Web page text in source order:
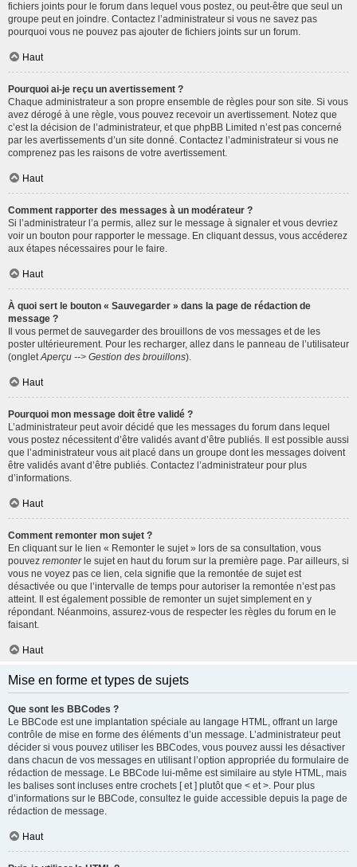
fichiers joints pour le forum dans lequel vous postez, ou peut-être que seul un
groupe peut en joindre. Contactez l’administrateur si vous ne savez pas
pourquoi vous ne pouvez pas ajouter de fichiers joints sur un forum.
Haut
Pourquoi ai-je reçu un avertissement ?
Chaque administrateur a son propre ensemble de règles pour son site. Si vous
avez dérogé à une règle, vous pouvez recevoir un avertissement. Notez que
c’est la décision de l’administrateur, et que phpBB Limited n’est pas concerné
par les avertissements d’un site donné. Contactez l’administrateur si vous ne
comprenez pas les raisons de votre avertissement.
Haut
Comment rapporter des messages à un modérateur ?
Si l’administrateur l’a permis, allez sur le message à signaler et vous devriez
voir un bouton pour rapporter le message. En cliquant dessus, vous accéderez
aux étapes nécessaires pour le faire.
Haut
À quoi sert le bouton « Sauvegarder » dans la page de rédaction de
message ?
Il vous permet de sauvegarder des brouillons de vos messages et de les
poster ultérieurement. Pour les recharger, allez dans le panneau de l’utilisateur
(ongletAperçu --> Gestion des brouillons).
Haut
Pourquoi mon message doit être validé ?
L’administrateur peut avoir décidé que les messages du forum dans lequel
vous postez nécessitent d’être validés avant d’être publiés. Il est possible aussi
que l’administrateur vous ait placé dans un groupe dont les messages doivent
être validés avant d’être publiés. Contactez l’administrateur pour plus
d’informations.
Haut
Comment remonter mon sujet ?
En cliquant sur le lien « Remonter le sujet » lors de sa consultation, vous
pouvez remonterle sujet en haut du forum sur la première page. Par ailleurs, si
vous ne voyez pas ce lien, cela signifie que la remontée de sujet est
désactivée ou que l’intervalle de temps pour autoriser la remontée n’est pas
atteint. Il est également possible de remonter un sujet simplement en y
répondant. Néanmoins, assurez-vous de respecter les règles du forum en le
faisant.
Haut
Mise en forme et types de sujets
Que sont les BBCodes ?
Le BBCode est une implantation spéciale au langage HTML, offrant un large
contrôle de mise en forme des éléments d’un message. L’administrateur peut
décider si vous pouvez utiliser les BBCodes, vous pouvez aussi les désactiver
dans chacun de vos messages en utilisant l’option appropriée du formulaire de
rédaction de message. Le BBCode lui-même est similaire au style HTML, mais
les balises sont incluses entre crochets [ et ] plutôt que < et >. Pour plus
d’informations sur le BBCode, consultez le guide accessible depuis la page de
rédaction de message.
Haut